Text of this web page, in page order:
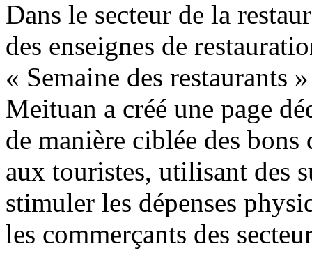
Dans le secteur de la
des enseignes de
« Semaine des restaurants
Meituan a créé une page
de manière ciblée des
aux touristes, utilisant des
stimuler les dépenses
les commerçants des